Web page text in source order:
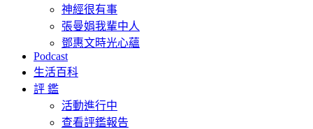
神經很有事
張曼娟我輩中人
鄧惠文時光心蘊
Podcast
生活百科
評 鑑
活動進行中
查看評鑑報告